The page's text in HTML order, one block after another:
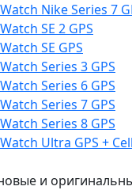
Nike Series 7
SE 2 GPS
SE GPS
Series 3 GPS
Series 6 GPS
Series 7 GPS
Series 8 GPS
Ultra GPS +
и